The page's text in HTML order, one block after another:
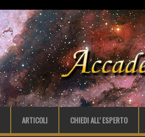
ARTICOLI CHIEDI ALL’ ESPERTO